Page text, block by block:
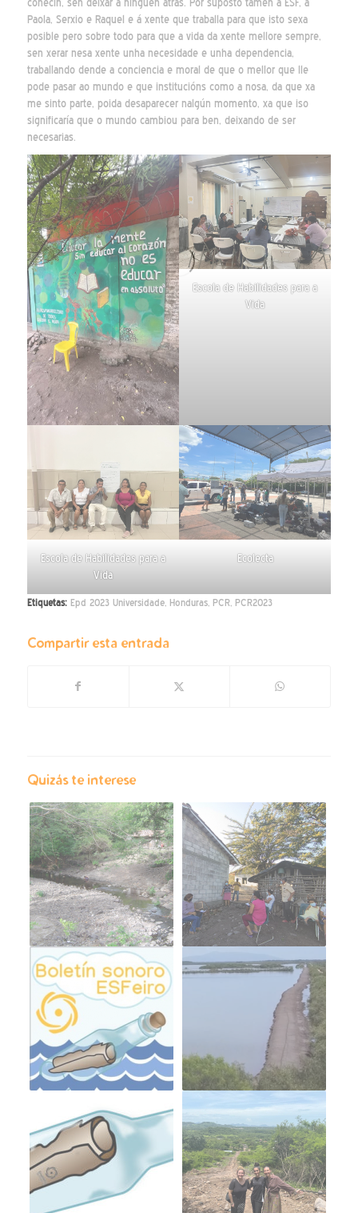
coñecín, sen deixar a ninguén atrás. Por suposto tamén a ESF, a
Paola, Serxio e Raquel e á xente que traballa para que isto sexa
posible pero sobre todo para que a vida da xente mellore sempre,
sen xerar nesa xente unha necesidade e unha dependencia,
traballando dende a conciencia e moral de que o mellor que lle
pode pasar ao mundo e que institucións como a nosa, da que xa
me sinto parte, poida desaparecer nalgún momento, xa que iso
significaría que o mundo cambiou para ben, deixando de ser
necesarias.
Escola de Habilidades para a
Vida
Escola de Habilidades para a
Vida
Ecolecta
Etiquetas: Epd 2023 Universidade, Honduras, PCR, PCR2023
Compartir esta entrada
Quizás te interese